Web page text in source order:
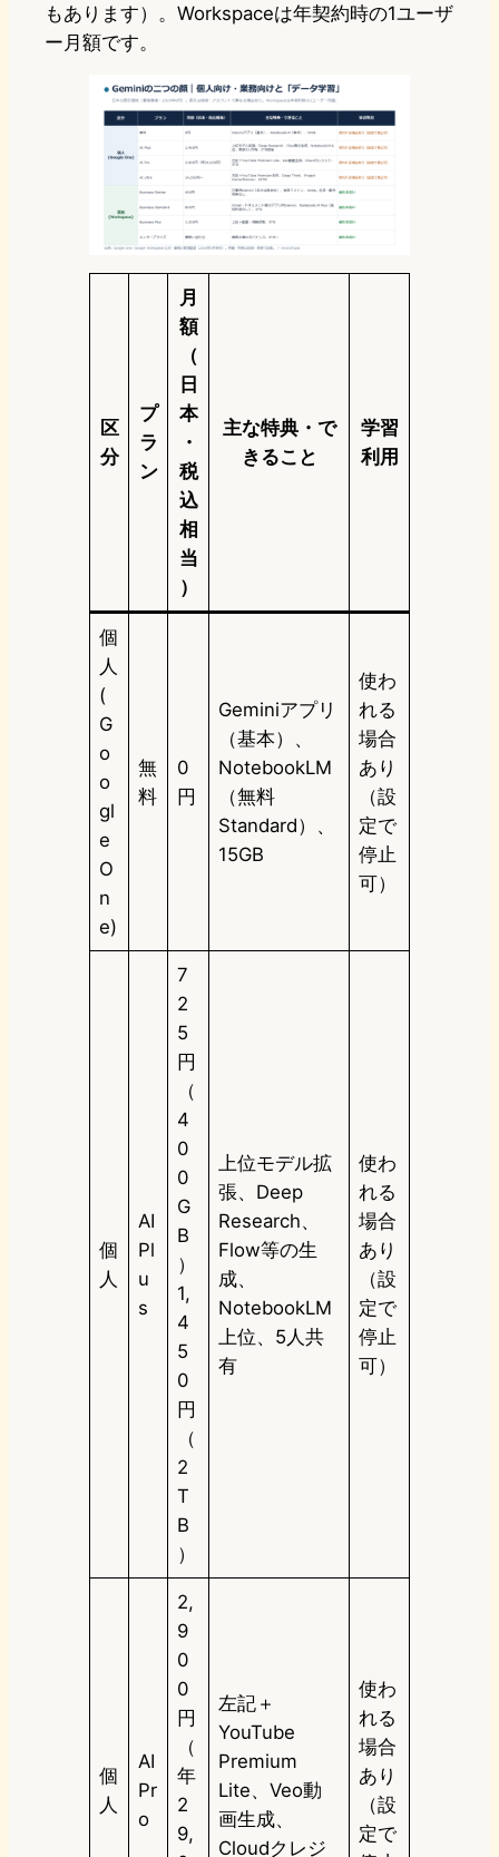
もあります）。Workspaceは年契約時の1ユーザ
ー月額です。
区
分
プ
ラ
ン
月
額
（
日
本
・
税
込
相
当
）
主な特典・で
きること
学習
利用
個
人
(
G
o
o
gl
e
O
n
e)
無
料
0
円
Geminiアプリ
（基本）、
NotebookLM
（無料
Standard）、
15GB
使わ
れる
場合
あり
（設
定で
停止
可）
個
人
AI
Pl
u
s
7
2
5
円
（
4
0
0
G
B
）
1,
4
5
0
円
（
2
T
B
）
上位モデル拡
張、Deep
Research、
Flow等の生
成、
NotebookLM
上位、5人共
有
使わ
れる
場合
あり
（設
定で
停止
可）
個
人
AI
Pr
o
2,
9
0
0
円
（
年
2
9,
左記＋
YouTube
Premium
Lite、Veo動
画生成、
Cloudクレジ
使わ
れる
場合
あり
（設
定で